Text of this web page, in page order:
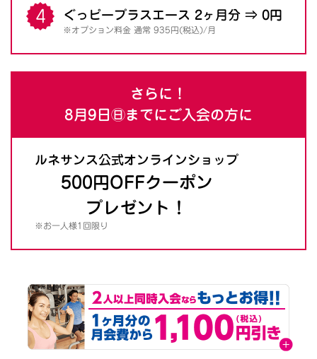
ぐっピープラスエース 2ヶ月分 ⇒ 0円
※オプション料金 通常 935円(税込)/月
さらに！
8月9日㊐までにご入会の方に
ルネサンス公式オンラインショップ
500円OFFクーポン
プレゼント！
※お一人様1回限り